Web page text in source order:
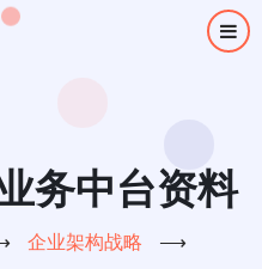
务中台资料
企业架构战略
⟶